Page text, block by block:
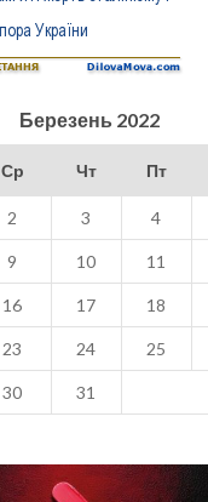
Березень 2022
Ср Чт Пт
2 3 4
9 10 11
16 17 18
23 24 25
30
31